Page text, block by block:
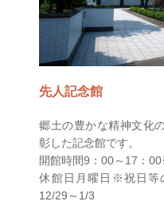
先人記念館
郷土の豊かな精神文化
彰した記念館です。
開館時間9：00～17：
休館日月曜日※祝日等
12/29～1/3